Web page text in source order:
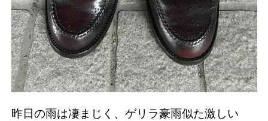
昨日の雨は凄まじく、ゲリラ豪雨似た激しい